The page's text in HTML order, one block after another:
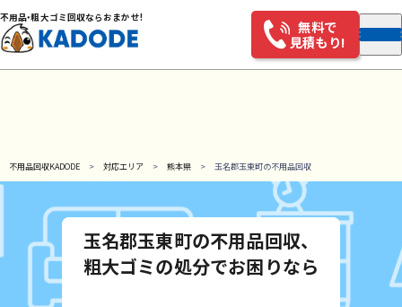
不用品・粗大ゴミ回収ならおまかせ!
無料で
見積もり!
不用品回収KADODE 対応エリア 熊本県 玉名郡玉東町の不用品回収
玉名郡玉東町の不用品回収、
粗大ゴミの処分でお困りなら